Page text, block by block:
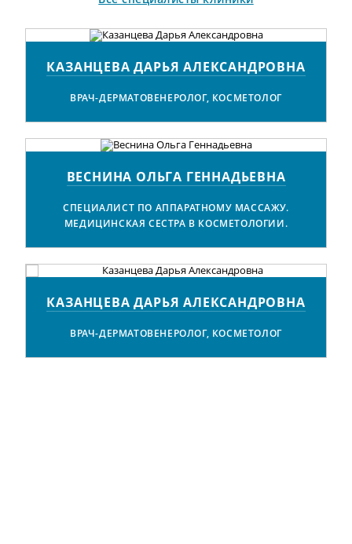
КАЗАНЦЕВА ДАРЬЯ АЛЕКСАНДРОВНА
ВРАЧ-ДЕРМАТОВЕНЕРОЛОГ, КОСМЕТОЛОГ
ВЕСНИНА ОЛЬГА ГЕННАДЬЕВНА
СПЕЦИАЛИСТ ПО АППАРАТНОМУ МАССАЖУ.
МЕДИЦИНСКАЯ СЕСТРА В КОСМЕТОЛОГИИ.
КАЗАНЦЕВА ДАРЬЯ АЛЕКСАНДРОВНА
ВРАЧ-ДЕРМАТОВЕНЕРОЛОГ, КОСМЕТОЛОГ